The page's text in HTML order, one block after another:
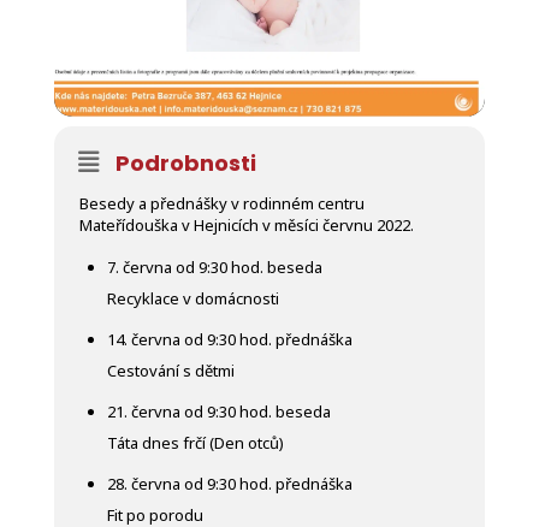
Podrobnosti
Besedy a přednášky v rodinném centru
Mateřídouška v Hejnicích v měsíci červnu 2022.
7. června od 9:30 hod. beseda
Recyklace v domácnosti
14. června od 9:30 hod. přednáška
Cestování s dětmi
21. června od 9:30 hod. beseda
Táta dnes frčí (Den otců)
28. června od 9:30 hod. přednáška
Fit po porodu